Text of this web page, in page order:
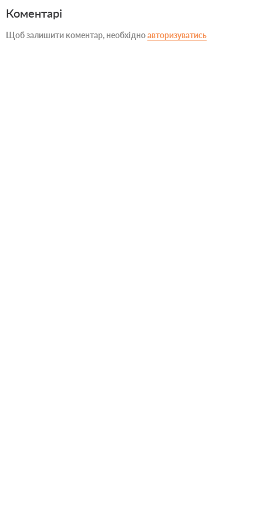
Коментарі
Щоб залишити коментар, необхідноавторизуватись